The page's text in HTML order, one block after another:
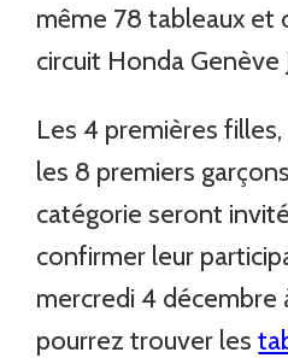
même 78 tableaux et
circuit Honda Genève
Les 4 premières
les 8 premiers
catégorie seront
confirmer leur
mercredi 4 décembre
pourrez trouver les